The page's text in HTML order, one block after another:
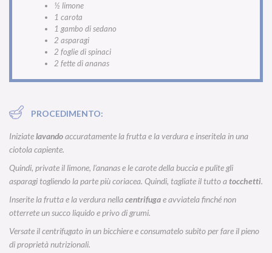
PROCEDIMENTO:
Iniziatelavandoaccuratamente la frutta e la verdura e inseritela in una
ciotola capiente.
Quindi, private il limone, l’ananas e le carote della buccia e pulite gli
asparagi togliendo la parte più coriacea. Quindi, tagliate il tutto atocchetti.
Inserite la frutta e la verdura nellacentrifugae avviatela finché non
otterrete un succo liquido e privo di grumi.
Versate il centrifugato in un bicchiere e consumatelo subito per fare il pieno
di proprietà nutrizionali.
½ limone
1 carota
1 gambo di sedano
2 asparagi
2 foglie di spinaci
2 fette di ananas